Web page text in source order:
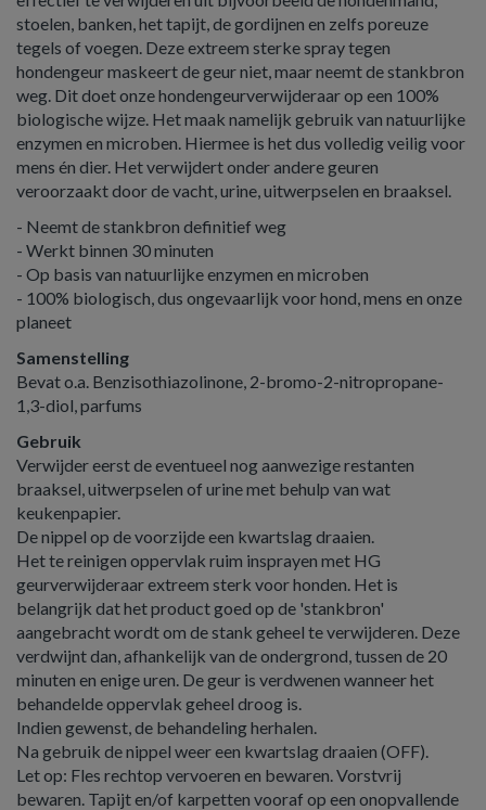
stoelen, banken, het tapijt, de gordijnen en zelfs poreuze
tegels of voegen. Deze extreem sterke spray tegen
hondengeur maskeert de geur niet, maar neemt de stankbron
weg. Dit doet onze hondengeurverwijderaar op een 100%
biologische wijze. Het maak namelijk gebruik van natuurlijke
enzymen en microben. Hiermee is het dus volledig veilig voor
mens én dier. Het verwijdert onder andere geuren
veroorzaakt door de vacht, urine, uitwerpselen en braaksel.
- Neemt de stankbron definitief weg
- Werkt binnen 30 minuten
- Op basis van natuurlijke enzymen en microben
- 100% biologisch, dus ongevaarlijk voor hond, mens en onze
planeet
Samenstelling
Bevat o.a. Benzisothiazolinone, 2-bromo-2-nitropropane-
1,3-diol, parfums
Gebruik
Verwijder eerst de eventueel nog aanwezige restanten
braaksel, uitwerpselen of urine met behulp van wat
keukenpapier.
De nippel op de voorzijde een kwartslag draaien.
Het te reinigen oppervlak ruim insprayen met HG
geurverwijderaar extreem sterk voor honden. Het is
belangrijk dat het product goed op de 'stankbron'
aangebracht wordt om de stank geheel te verwijderen. Deze
verdwijnt dan, afhankelijk van de ondergrond, tussen de 20
minuten en enige uren. De geur is verdwenen wanneer het
behandelde oppervlak geheel droog is.
Indien gewenst, de behandeling herhalen.
Na gebruik de nippel weer een kwartslag draaien (OFF).
Let op: Fles rechtop vervoeren en bewaren. Vorstvrij
bewaren. Tapijt en/of karpetten vooraf op een onopvallende